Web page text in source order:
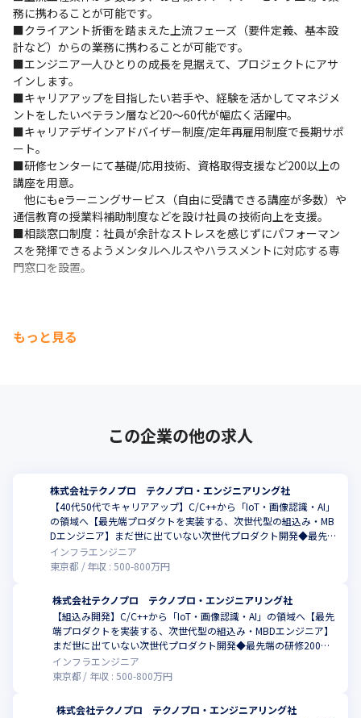
務に携わることが可能です。
■クライアント折衝を踏まえた上流フェーズ（要件定義、基本設
計など）からの業務に携わることが可能です。
■エンジニア一人ひとりの成長を見据えて、プロジェクトにアサ
インします。
■キャリアアップを目指したい若手や、経験を活かしてマネジメ
ントをしたいベテラン層など20～60代が幅広く活躍中。
■キャリアデザインアドバイザー制度/定年再雇用制度で長期サポ
ート。
■研修センターにて基礎/応用技術、資格取得支援など200以上の
講座を用意。
他にもeラーニングサービス（自由に受講できる講座が多数）や
通信教育の授業料補助制度などを設け社員の技術向上を支援。
■相談窓口制度：社員が余計なストレスを感じずにパフォーマン
スを発揮できるようメンタルヘルスやハラスメントに対応する専
門窓口を設置。
もっと見る
この企業の他の求人
株式会社テクノプロ テクノプロ・エンジニアリング社
【40代50代でキャリアアップ】C/C++から「IoT・画像認識・AI」
の領域へ【最先端プロダクトを実装する、次世代型の組込み・MB
Dエンジニア】まだ世に出ていない次世代プロダクト開発◆最先端
の研修200講座以上
インフラエンジニア
東京都
年収 :500-800万円
株式会社テクノプロ テクノプロ・エンジニアリング社
【組込み開発】C/C++から「IoT・画像認識・AI」の領域へ【最先
端プロダクトを実装する、次世代型の組込み・MBDエンジニア】
まだ世に出ていない次世代プロダクト開発◆最先端の研修200講
座以上
インフラエンジニア
東京都
年収 : 500-800万円
株式会社テクノプロ テクノプロ・エンジニアリング社